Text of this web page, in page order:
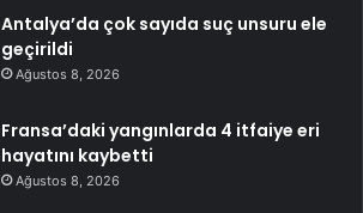
Antalya’da çok sayıda suç unsuru ele
geçirildi
Ağustos 8, 2026
Fransa’daki yangınlarda 4 itfaiye eri
hayatını kaybetti
Ağustos 8, 2026